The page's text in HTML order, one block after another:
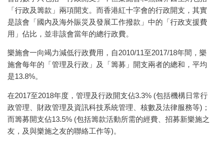
「行政及籌款」兩項開支。而香港紅十字會的行政開支，其實
是該會「國內及海外賑災及發展工作撥款」中的「行政支援費
用」佔比，並非該會當年的總行政費。
樂施會一向竭力減低行政費用，自2010/11至2017/18年間，樂
施會每年的「管理及行政」及「籌募」開支兩者的總和，平均
是13.8%。
在2017至2018年度，管理及行政開支佔3.3% (包括機構日常行
政管理、財政管理及資訊科技系統管理、核數及法律服務等)；
而籌募開支佔13.5% (包括籌款活動所需的經費、招募新樂施之
友，及與樂施之友的聯絡工作等)。